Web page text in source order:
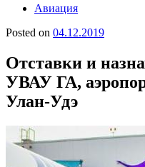
Авиация
Posted on 04.12.2019
Отставки и
УВАУ ГА,
Улан-Удэ